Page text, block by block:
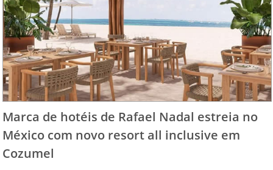
Marca de hotéis de Rafael Nadal estreia no
México com novo resort all inclusive em
Cozumel